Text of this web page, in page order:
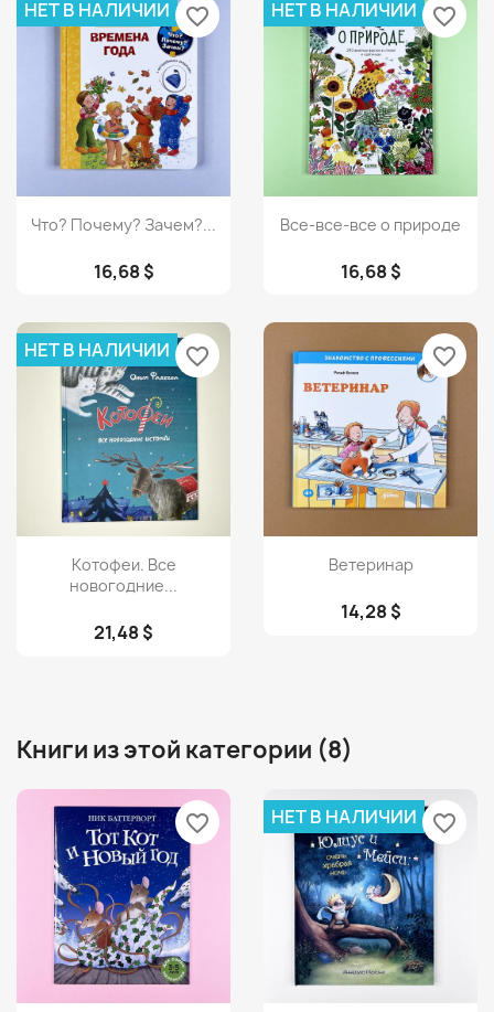
Просмотр
Что? Почему? Зачем?...
16,68 $
НЕТ В НАЛИЧИИ favorite_border
Просмотр
Все-все-все о природе
16,68 $
НЕТ В НАЛИЧИИ favorite_border
Просмотр
Котофеи. Все
новогодние...
21,48 $
НЕТ В НАЛИЧИИ favorite_border
Просмотр
Ветеринар
14,28 $
favorite_border
Книги из этой категории (8)
favorite_border НЕТ В НАЛИЧИИ favorite_border